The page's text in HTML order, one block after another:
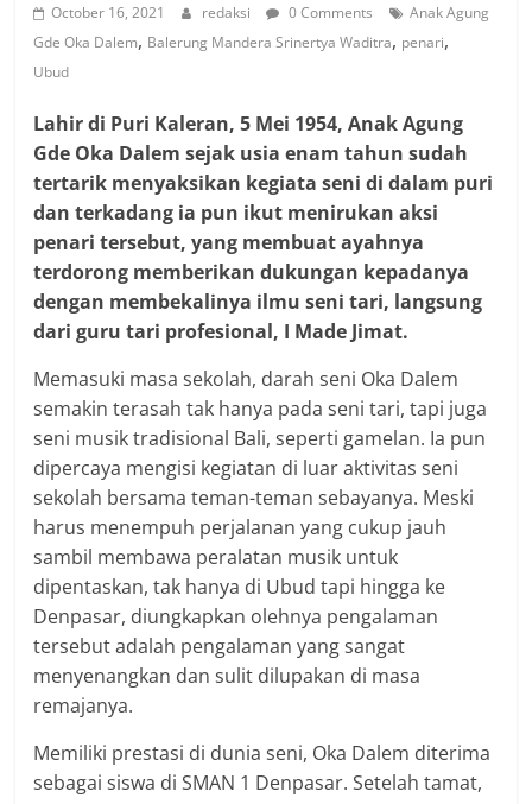
October 16, 2021 redaksi 0 Comments
Anak Agung
Gde Oka Dalem, Balerung Mandera Srinertya Waditra, penari,
Ubud
Lahir di Puri Kaleran, 5 Mei 1954, Anak Agung
Gde Oka Dalem sejak usia enam tahun sudah
tertarik menyaksikan kegiata seni di dalam puri
dan terkadang ia pun ikut menirukan aksi
penari tersebut, yang membuat ayahnya
terdorong memberikan dukungan kepadanya
dengan membekalinya ilmu seni tari, langsung
dari guru tari profesional, I Made Jimat.
Memasuki masa sekolah, darah seni Oka Dalem
semakin terasah tak hanya pada seni tari, tapi juga
seni musik tradisional Bali, seperti gamelan. Ia pun
dipercaya mengisi kegiatan di luar aktivitas seni
sekolah bersama teman-teman sebayanya. Meski
harus menempuh perjalanan yang cukup jauh
sambil membawa peralatan musik untuk
dipentaskan, tak hanya di Ubud tapi hingga ke
Denpasar, diungkapkan olehnya pengalaman
tersebut adalah pengalaman yang sangat
menyenangkan dan sulit dilupakan di masa
remajanya.
Memiliki prestasi di dunia seni, Oka Dalem diterima
sebagai siswa di SMAN 1 Denpasar. Setelah tamat,